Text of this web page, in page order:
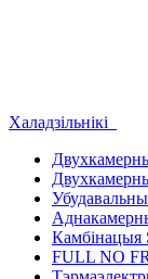
Халадзільнікі
Камбінацыя
FULL NO